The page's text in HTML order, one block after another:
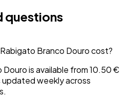
questions
Branco Douro cost?
is available from 10.50 €
updated weekly across